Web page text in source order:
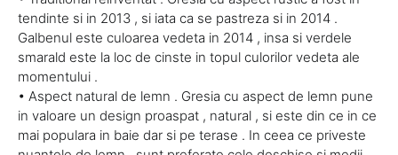
tendinte si in 2013 , si iata ca se pastreza si in 2014 .
Galbenul este culoarea vedeta in 2014 , insa si verdele
smarald este la loc de cinste in topul culorilor vedeta ale
momentului .
• Aspect natural de lemn . Gresia cu aspect de lemn pune
in valoare un design proaspat , natural , si este din ce in ce
mai populara in baie dar si pe terase . In ceea ce priveste